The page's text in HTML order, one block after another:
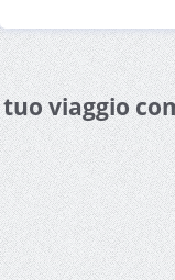
viaggio